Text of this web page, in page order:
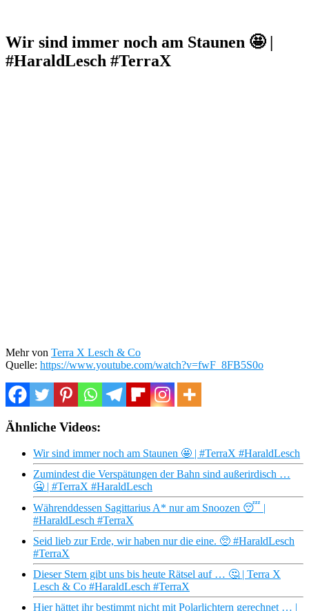
Wir sind immer noch am Staunen 🤩 |
#HaraldLesch #TerraX
Mehr von Terra X Lesch & Co
Quelle: https://www.youtube.com/watch?v=fwF_8FB5S0o
Ähnliche Videos:
Wir sind immer noch am Staunen 🤩 | #TerraX #HaraldLesch
Zumindest die Verspätungen der Bahn sind außerirdisch …
🤐 | #TerraX #HaraldLesch
Währenddessen Sagittarius A* nur am Snoozen 😴 |
#HaraldLesch #TerraX
Seid lieb zur Erde, wir haben nur die eine. 🥺 #HaraldLesch
#TerraX
Dieser Stern gibt uns bis heute Rätsel auf … 🤔 | Terra X
Lesch & Co #HaraldLesch #TerraX
Hier hättet ihr bestimmt nicht mit Polarlichtern gerechnet … |